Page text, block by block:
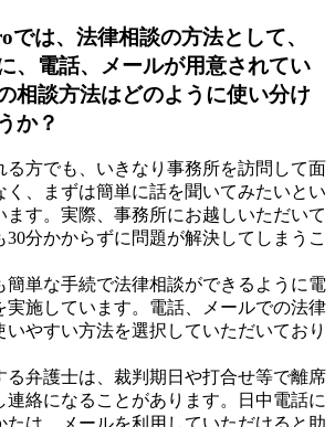
では、法律相談の方法として、
、電話、メールが用意されてい
相談方法はどのように使い分け
か？
る方でも、いきなり事務所を訪問して面
く、まずは簡単に話を聞いてみたいとい
ます。実際、事務所にお越しいただいて
分かからずに問題が解決してしまうこ
簡単な手続で法律相談ができるように電
実施しています。電話、メールでの法律
やすい方法を選択していただいており
る弁護士は、裁判期日や打合せ等で離席
連絡になることがあります。日中電話に